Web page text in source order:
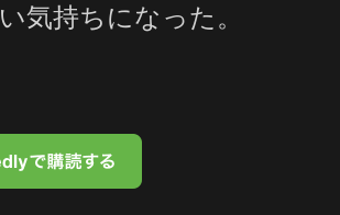
気持ちになった。